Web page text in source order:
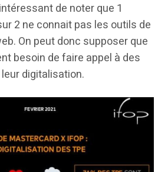
de noter que 1
2 ne connait pas les outils de
On peut donc supposer que
besoin de faire appel à des
digitalisation.